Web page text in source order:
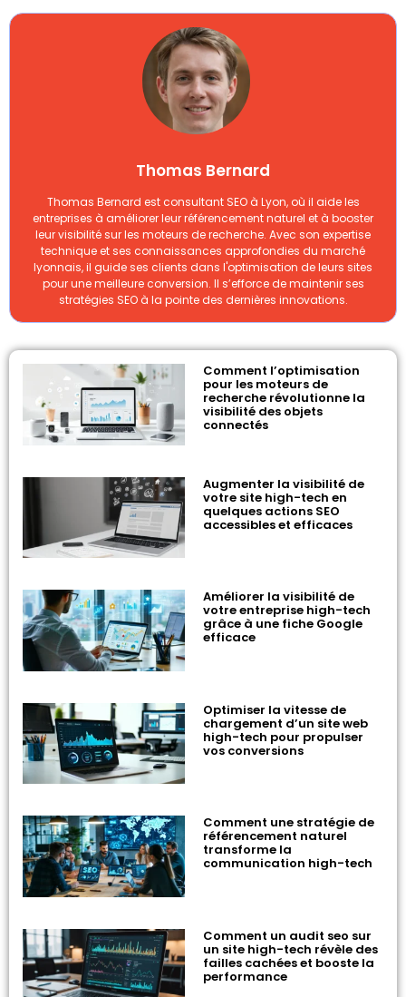
Thomas Bernard
Thomas Bernard est consultant SEO à Lyon, où il aide les
entreprises à améliorer leur référencement naturel et à booster
leur visibilité sur les moteurs de recherche. Avec son expertise
technique et ses connaissances approfondies du marché
lyonnais, il guide ses clients dans l'optimisation de leurs sites
pour une meilleure conversion. Il s’efforce de maintenir ses
stratégies SEO à la pointe des dernières innovations.
Comment l’optimisation
pour les moteurs de
recherche révolutionne la
visibilité des objets
connectés
Augmenter la visibilité de
votre site high-tech en
quelques actions SEO
accessibles et efficaces
Améliorer la visibilité de
votre entreprise high-tech
grâce à une fiche Google
efficace
Optimiser la vitesse de
chargement d’un site web
high-tech pour propulser
vos conversions
Comment une stratégie de
référencement naturel
transforme la
communication high-tech
Comment un audit seo sur
un site high-tech révèle des
failles cachées et booste la
performance